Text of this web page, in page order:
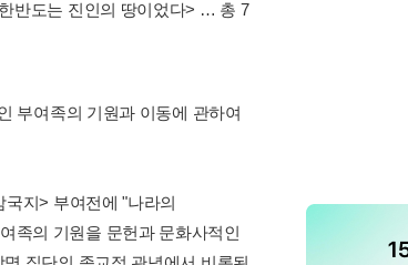
반도는 진인의 땅이었다> … 총 7
부여족의 기원과 이동에 관하여
지> 부여전에 "나라의
족의 기원을 문헌과 문화사적인